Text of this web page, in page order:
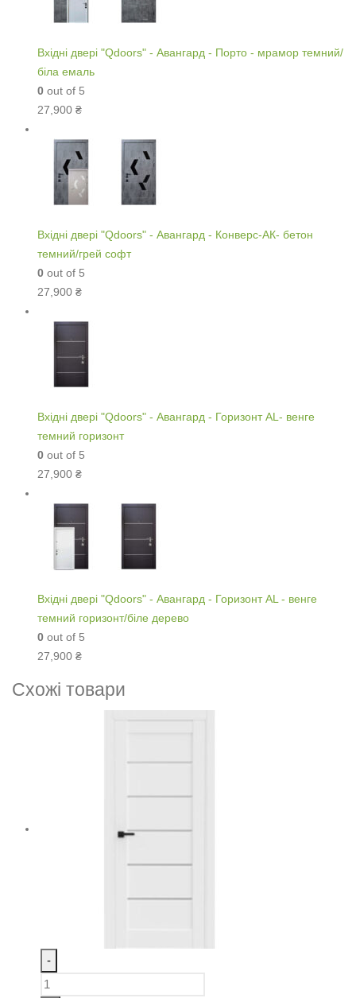
Вхідні двері "Qdoors" - Авангард - Порто - мрамор темний/
біла емаль
0 out of 5
27,900 ₴
Вхідні двері "Qdoors" - Авангард - Конверс-АК- бетон
темний/грей софт
0 out of 5
27,900 ₴
Вхідні двері "Qdoors" - Авангард - Горизонт AL- венге
темний горизонт
0 out of 5
27,900 ₴
Вхідні двері "Qdoors" - Авангард - Горизонт AL - венге
темний горизонт/біле дерево
0 out of 5
27,900 ₴
Схожі товари
-